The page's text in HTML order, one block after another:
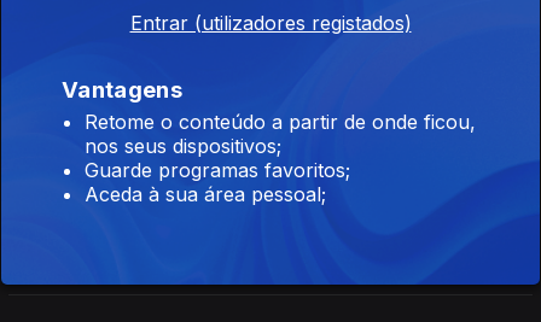
19h Líder do PS pede avanço da barragem do
08 ago. 2026
18h Ministra do Ambiente ainda sem reposta
sobre preço dos combustíveis
Entrar (utilizadores registados)
Vantagens
Retome o conteúdo a partir de onde ficou,
nos seus dispositivos;
Guarde programas favoritos;
Aceda à sua área pessoal;